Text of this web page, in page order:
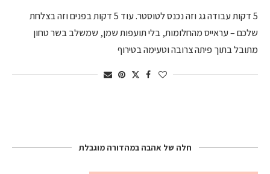
5 דקות עבודה גג וזה נכנס לטוסטר. עוד 5 דקות בפנים וזה בצלחת
שלכם – עראייס מהחלומות, בלי תועפות שמן, שמשלב בשר טחון
מתובל בתוך פיתה צרובה וטעימה בטירוף
חלה של אהבה במהדורה מוגבלת